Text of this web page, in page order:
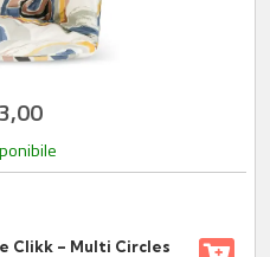
Clikk – Multi Circles